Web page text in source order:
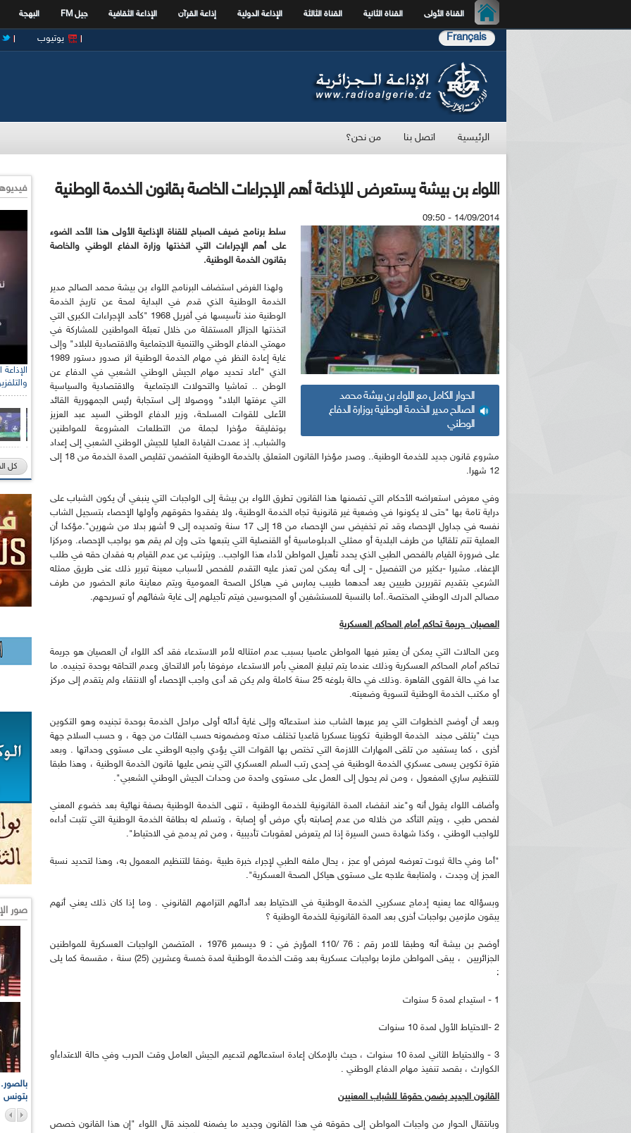
القناة الأولى القناة الثانية القناة الثالثة الإذاعة الدولية إذاعة القرآن الإذاعة الثقافية جيل FM البهجة
Français يوتيوب
الرئيسية اتصل بنا من نحن؟
اللواء بن بيشة يستعرض للإذاعة أهم الإجراءات الخاصة بقانون الخدمة الوطنية
14/09/2014 - 09:50
الحوار الكامل مع اللواء بن بيشة محمد
الصالح مدير الخدمة الوطنية بوزارة الدفاع
الوطني
سلط برنامج ضيف الصباح للقناة الإذاعية الأولى هذا الأحد الضوء
على أهم الإجراءات التي اتخذتها وزارة الدفاع الوطني والخاصة
بقانون الخدمة الوطنية.
ولهذا الغرض استضاف البرنامج اللواء بن بيشة محمد الصالح مدير
الخدمة الوطنية الذي قدم في البداية لمحة عن تاريخ الخدمة
الوطنية منذ تأسيسها في أفريل 1968 "كأحد الإجراءات الكبرى التي
اتخذتها الجزائر المستقلة من خلال تعبئة المواطنين للمشاركة في
مهمتي الدفاع الوطني والتنمية الاجتماعية والاقتصادية للبلاد" وإلى
غاية إعادة النظر في مهام الخدمة الوطنية اثر صدور دستور 1989
الذي "أعاد تحديد مهام الجيش الوطني الشعبي في الدفاع عن
الوطن .. تماشيا والتحولات الاجتماعية والاقتصادية والسياسية
التي عرفتها البلاد" ووصولا إلى استجابة رئيس الجمهورية القائد
الأعلى للقوات المسلحة، وزير الدفاع الوطني السيد عبد العزيز
بوتفليقة مؤخرا لجملة من التطلعات المشروعة للمواطنين
والشباب. إذ عمدت القيادة العليا للجيش الوطني الشعبي إلى إعداد
مشروع قانون جديد للخدمة الوطنية.. وصدر مؤخرا القانون المتعلق بالخدمة الوطنية المتضمن تقليص المدة الخدمة من 18 إلى
12 شهرا.
وفي معرض استعراضه الأحكام التي تضمنها هذا القانون تطرق اللواء بن بيشة إلى الواجبات التي ينبغي أن يكون الشباب على
دراية تامة بها "حتى لا يكونوا في وضعية غير قانونية تجاه الخدمة الوطنية، ولا يفقدوا حقوقهم وأولها الإحصاء بتسجيل الشاب
نفسه في جداول الإحصاء وقد تم تخفيض سن الإحصاء من 18 إلى 17 سنة وتمديده إلى 9 أشهر بدلا من شهرين".مؤكدا أن
العملية تتم تلقائيا من طرف البلدية أو ممثلي الدبلوماسية أو القنصلية التي يتبعها حتى وإن لم يقم هو بواجب الإحصاء. ومركزا
على ضرورة القيام بالفحص الطبي الذي يحدد تأهيل المواطن لأداء هذا الواجب.. ويترتب عن عدم القيام به فقدان حقه في طلب
الإعفاء. مشيرا -بكثير من التفصيل - إلى أنه يمكن لمن تعذر عليه التقدم للفحص لأسباب معينة تبرير ذلك عنى طريق ممثله
الشرعي بتقديم تقريرين طبيين يعد أحدهما طبيب يمارس في هياكل الصحة العمومية ويتم معاينة مانع الحضور من طرف
مصالح الدرك الوطني المختصة..أما بالنسبة للمستشفين أو المحبوسين فيتم تأجيلهم إلى غاية شفائهم أو تسريحهم.
العصيان جريمة تحاكم أمام المحاكم العسكرية
وعن الحالات التي يمكن أن يعتبر فيها المواطن عاصيا بسبب عدم امتثاله لأمر الاستدعاء فقد أكد اللواء أن العصيان هو جريمة
تحاكم أمام المحاكم العسكرية وذلك عندما يتم تبليغ المعني بأمر الاستدعاء مرفوقا بأمر الالتحاق وعدم التحاقه بوحدة تجنيده. ما
عدا في حالة القوى القاهرة .وذلك في حالة بلوغه 25 سنة كاملة ولم يكن قد أدى واجب الإحصاء أو الانتقاء ولم يتقدم إلى مركز
أو مكتب الخدمة الوطنية لتسوية وضعيته.
وبعد أن أوضح الخطوات التي يمر عبرها الشاب منذ استدعائه وإلى غاية أدائه أولى مراحل الخدمة بوحدة تجنيده وهو التكوين
حيث "يتلقى مجند الخدمة الوطنية تكوينا عسكريا قاعديا تختلف مدته ومضمونه حسب الفئات من جهة ، و حسب السلاح جهة
أخرى ، كما يستفيد من تلقى المهارات اللازمة التي تختص بها القوات التي يؤدي واجبه الوطني على مستوى وحداتها . وبعد
فترة تكوين يسمى عسكري الخدمة الوطنية في إحدى رتب السلم العسكري التي ينص عليها قانون الخدمة الوطنية ، وهذا طبقا
للتنظيم ساري المفعول ، ومن ثم يحول إلى العمل على مستوى واحدة من وحدات الجيش الوطني الشعبي".
وأضاف اللواء يقول أنه و"عند انقضاء المدة القانونية للخدمة الوطنية ، تنهى الخدمة الوطنية بصفة نهائية بعد خضوع المعني
لفحص طبي ، ويتم التأكد من خلاله من عدم إصابته بأي مرض أو إصابة ، وتسلم له بطاقة الخدمة الوطنية التي تثبت أداءه
للواجب الوطني ، وكذا شهادة حسن السيرة إذا لم يتعرض لعقوبات تأديبية ، ومن ثم يدمج في الاحتياط".
"أما وفي حالة ثبوت تعرضه لمرض أو عجز ، يحال ملفه الطبي لإجراء خبرة طبية ،وفقا للتنظيم المعمول به، وهذا لتحديد نسبة
العجز إن وجدت ، ولمتابعة علاجه على مستوى هياكل الصحة العسكرية".
وبسؤاله عما يعنيه إدماج عسكريي الخدمة الوطنية في الاحتياط بعد أدائهم التزامهم القانوني . وما إذا كان ذلك يعني أنهم
يبقون ملزمين بواجبات أخرى بعد المدة القانونية للخدمة الوطنية ؟
أوضح بن بيشة أنه وطبقا للامر رقم : 76 /110 المؤرخ في : 9 ديسمبر 1976 ، المتضمن الواجبات العسكرية للمواطنين
الجزائريين ، يبقى المواطن ملزما بواجبات عسكرية بعد وقت الخدمة الوطنية لمدة خمسة وعشرين (25) سنة ، مقسمة كما يلى
:
1 - استيداع لمدة 5 سنوات
2 -الاحتياط الأول لمدة 10 سنوات
3 - والاحتياط الثاني لمدة 10 سنوات ، حيث بالإمكان إعادة استدعائهم لتدعيم الجيش العامل وقت الحرب وفي حالة الاعتداءأو
الكوارث ، بقصد تنفيذ مهام الدفاع الوطني .
القانون الجديد يضمن حقوقا للشباب المعنيين
وبانتقال الحوار من واجبات المواطن إلى حقوقه في هذا القانون وجديد ما يضمنه للمجند قال اللواء "إن هذا القانون خصص
رئيس
كل
صور
بتونس
حول مرافقة وتغطية الإنتخابات المحلية لـ27 نوفمبر 2021